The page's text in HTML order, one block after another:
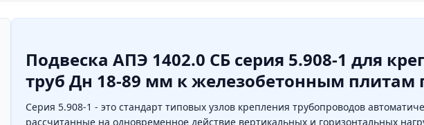
Подвеска АПЭ 1402.0 СБ серия 5.908-1 для
труб Дн 18-89 мм к железобетонным плитам
Серия 5.908-1 - это стандарт типовых узлов крепления трубопроводов
рассчитанные на одновременное действие вертикальных и горизонтальных